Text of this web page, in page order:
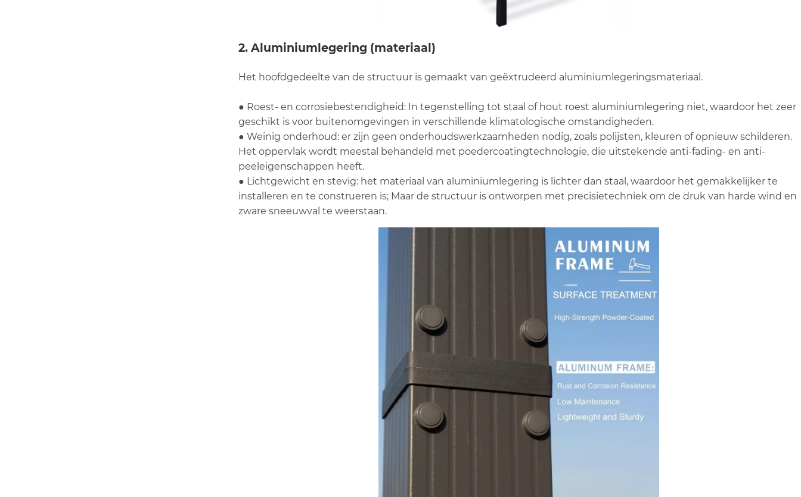
2. Aluminiumlegering (materiaal)
Het hoofdgedeelte van de structuur is gemaakt van geëxtrudeerd aluminiumlegeringsmateriaal.
● Roest- en corrosiebestendigheid: In tegenstelling tot staal of hout roest aluminiumlegering niet, waardoor het zeer
geschikt is voor buitenomgevingen in verschillende klimatologische omstandigheden.
● Weinig onderhoud: er zijn geen onderhoudswerkzaamheden nodig, zoals polijsten, kleuren of opnieuw schilderen.
Het oppervlak wordt meestal behandeld met poedercoatingtechnologie, die uitstekende anti-fading- en anti-
peeleigenschappen heeft.
● Lichtgewicht en stevig: het materiaal van aluminiumlegering is lichter dan staal, waardoor het gemakkelijker te
installeren en te construeren is; Maar de structuur is ontworpen met precisietechniek om de druk van harde wind en
zware sneeuwval te weerstaan.